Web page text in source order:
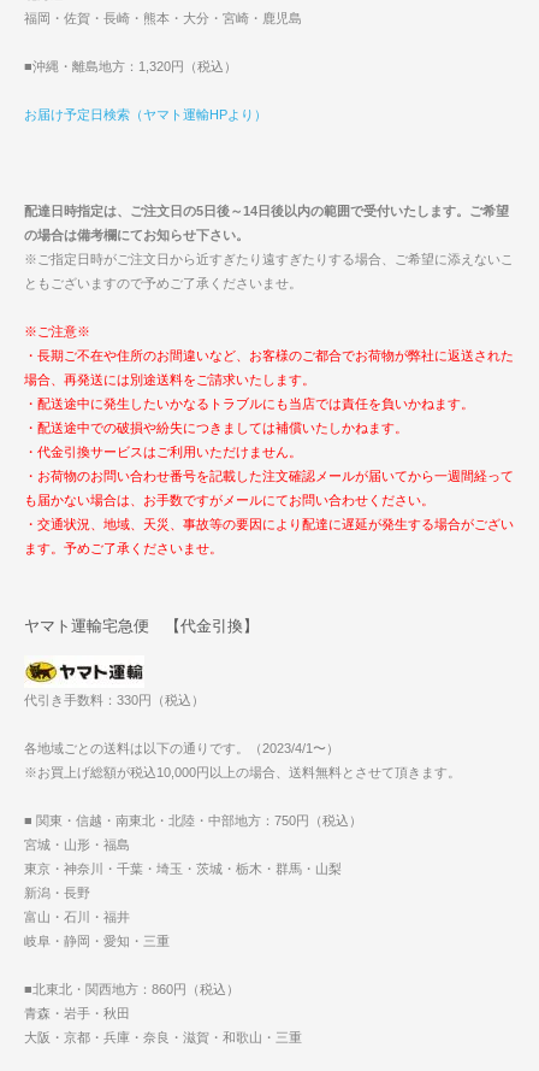
福岡・佐賀・長崎・熊本・大分・宮崎・鹿児島
■沖縄・離島地方：1,320円（税込）
お届け予定日検索（ヤマト運輸HPより）
配達日時指定は、ご注文日の5日後～14日後以内の範囲で受付いたします。ご希望
の場合は備考欄にてお知らせ下さい。
※ご指定日時がご注文日から近すぎたり遠すぎたりする場合、ご希望に添えないこ
ともございますので予めご了承くださいませ。
※ご注意※
・長期ご不在や住所のお間違いなど、お客様のご都合でお荷物が弊社に返送された
場合、再発送には別途送料をご請求いたします。
・配送途中に発生したいかなるトラブルにも当店では責任を負いかねます。
・配送途中での破損や紛失につきましては補償いたしかねます。
・代金引換サービスはご利用いただけません。
・お荷物のお問い合わせ番号を記載した注文確認メールが届いてから一週間経って
も届かない場合は、お手数ですがメールにてお問い合わせください。
・交通状況、地域、天災、事故等の要因により配達に遅延が発生する場合がござい
ます。予めご了承くださいませ。
ヤマト運輸宅急便 【代金引換】
代引き手数料：330円（税込）
各地域ごとの送料は以下の通りです。（2023/4/1〜）
※お買上げ総額が税込10,000円以上の場合、送料無料とさせて頂きます。
■ 関東・信越・南東北・北陸・中部地方：750円（税込）
宮城・山形・福島
東京・神奈川・千葉・埼玉・茨城・栃木・群馬・山梨
新潟・長野
富山・石川・福井
岐阜・静岡・愛知・三重
■北東北・関西地方：860円（税込）
青森・岩手・秋田
大阪・京都・兵庫・奈良・滋賀・和歌山・三重